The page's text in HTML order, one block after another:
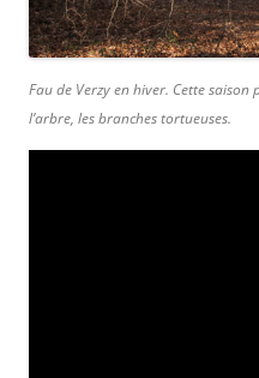
Fau de Verzy en hiver. Cette
l’arbre, les branches tortueuses.